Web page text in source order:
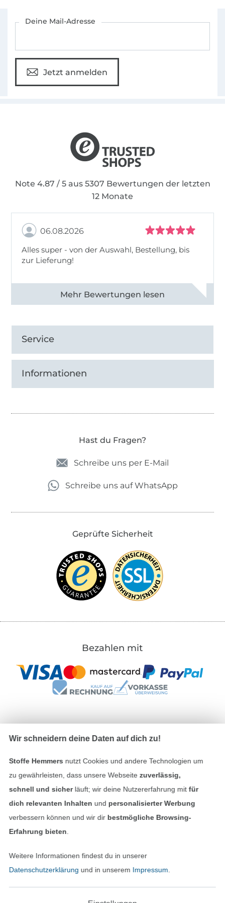
Deine Mail-Adresse
Jetzt anmelden
Note 4.87 / 5 aus 5307 Bewertungen der letzten
12 Monate
06.08.2026
Alles super - von der Auswahl, Bestellung, bis
zur Lieferung!
Alle 82968 Bewertungen ansehen
Service
Informationen
Hast du Fragen?
Schreibe uns per E-Mail
Schreibe uns auf WhatsApp
Geprüfte Sicherheit
Bezahlen mit
Unsere Versandpartner
Datenschutz
Widerrufsrecht
In den deutschen Shop wechseln (aktuell
Wir schneidern deine Daten auf dich zu!
Stoffe Hemmers nutzt Cookies und andere Technologien um
zu gewährleisten, dass unsere Webseite zuverlässig,
schnell und sicherläuft; wir deine Nutzererfahrung mitfür
dich relevanten Inhalten und personalisierter Werbung
verbessern können und wir dir bestmögliche Browsing-
Erfahrung bieten
Weitere Informationen findest du in unserer
Datenschutzerklärung und in unserem Impressum